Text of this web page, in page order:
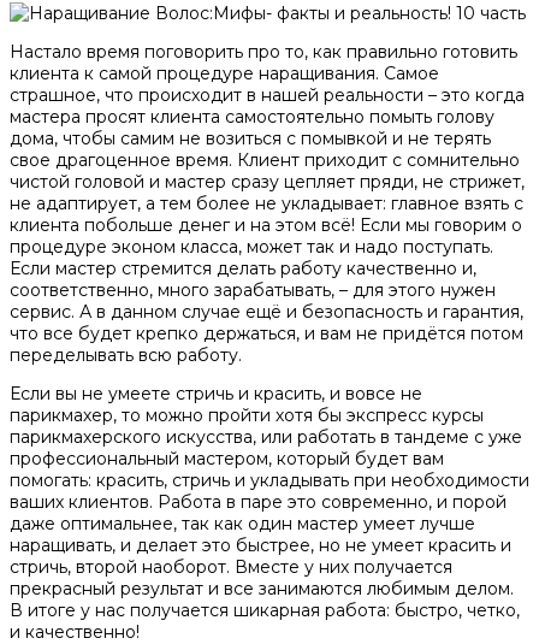
Настало время поговорить про то, как правильно готовить
клиента к самой процедуре наращивания. Самое
страшное, что происходит в нашей реальности – это когда
мастера просят клиента самостоятельно помыть голову
дома, чтобы самим не возиться с помывкой и не терять
свое драгоценное время. Клиент приходит с сомнительно
чистой головой и мастер сразу цепляет пряди, не стрижет,
не адаптирует, а тем более не укладывает: главное взять с
клиента побольше денег и на этом всё! Если мы говорим о
процедуре эконом класса, может так и надо поступать.
Если мастер стремится делать работу качественно и,
соответственно, много зарабатывать, – для этого нужен
сервис. А в данном случае ещё и безопасность и гарантия,
что все будет крепко держаться, и вам не придётся потом
переделывать всю работу.
Если вы не умеете стричь и красить, и вовсе не
парикмахер, то можно пройти хотя бы экспресс курсы
парикмахерского искусства, или работать в тандеме с уже
профессиональный мастером, который будет вам
помогать: красить, стричь и укладывать при необходимости
ваших клиентов. Работа в паре это современно, и порой
даже оптимальнее, так как один мастер умеет лучше
наращивать, и делает это быстрее, но не умеет красить и
стричь, второй наоборот. Вместе у них получается
прекрасный результат и все занимаются любимым делом.
В итоге у нас получается шикарная работа: быстро, четко,
и качественно!